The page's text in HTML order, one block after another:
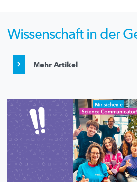
Wissenschaft in der
Mehr Artikel